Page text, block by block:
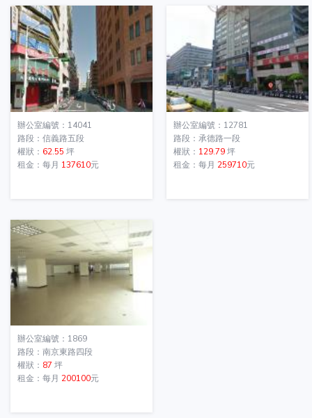
辦公室編號：14041
路段：信義路五段
權狀： 62.55 坪
租金：每月 137610元
辦公室編號：12781
路段：承德路一段
權狀： 129.79坪
租金：每月 259710元
辦公室編號：1869
路段：南京東路四段
權狀： 87 坪
租金：每月 200100元